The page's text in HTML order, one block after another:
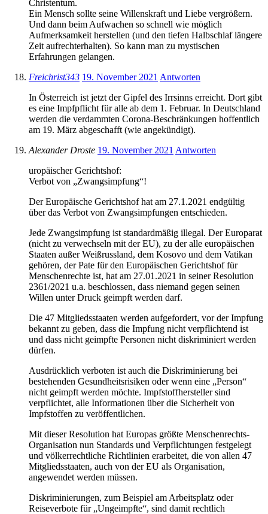
Christentum.
Ein Mensch sollte seine Willenskraft und Liebe vergrößern.
Und dann beim Aufwachen so schnell wie möglich
Aufmerksamkeit herstellen (und den tiefen Halbschlaf längere
Zeit aufrechterhalten). So kann man zu mystischen
Erfahrungen gelangen.
Freichrist343 19. November 2021 Antworten
In Österreich ist jetzt der Gipfel des Irrsinns erreicht. Dort gibt
es eine Impfpflicht für alle ab dem 1. Februar. In Deutschland
werden die verdammten Corona-Beschränkungen hoffentlich
am 19. März abgeschafft (wie angekündigt).
Alexander Droste 19. November 2021 Antworten
uropäischer Gerichtshof:
Verbot von „Zwangsimpfung“!
Der Europäische Gerichtshof hat am 27.1.2021 endgültig
über das Verbot von Zwangsimpfungen entschieden.
Jede Zwangsimpfung ist standardmäßig illegal. Der Europarat
(nicht zu verwechseln mit der EU), zu der alle europäischen
Staaten außer Weißrussland, dem Kosovo und dem Vatikan
gehören, der Pate für den Europäischen Gerichtshof für
Menschenrechte ist, hat am 27.01.2021 in seiner Resolution
2361/2021 u.a. beschlossen, dass niemand gegen seinen
Willen unter Druck geimpft werden darf.
Die 47 Mitgliedsstaaten werden aufgefordert, vor der Impfung
bekannt zu geben, dass die Impfung nicht verpflichtend ist
und dass nicht geimpfte Personen nicht diskriminiert werden
dürfen.
Ausdrücklich verboten ist auch die Diskriminierung bei
bestehenden Gesundheitsrisiken oder wenn eine „Person“
nicht geimpft werden möchte. Impfstoffhersteller sind
verpflichtet, alle Informationen über die Sicherheit von
Impfstoffen zu veröffentlichen.
Mit dieser Resolution hat Europas größte Menschenrechts-
Organisation nun Standards und Verpflichtungen festgelegt
und völkerrechtliche Richtlinien erarbeitet, die von allen 47
Mitgliedsstaaten, auch von der EU als Organisation,
angewendet werden müssen.
Diskriminierungen, zum Beispiel am Arbeitsplatz oder
Reiseverbote für „Ungeimpfte“, sind damit rechtlich